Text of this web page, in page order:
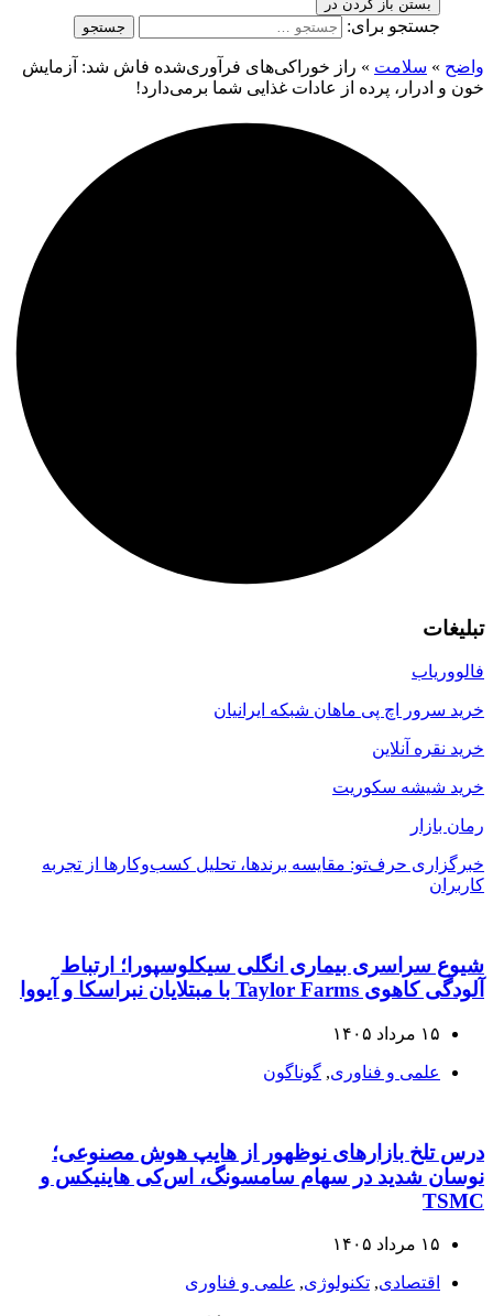
بستن باز کردن در
جستجو برای:
واضح » سلامت » راز خوراکی‌های فرآوری‌شده فاش شد: آزمایش
خون و ادرار، پرده از عادات غذایی شما برمی‌دارد!
تبلیغات
فالووریاب
خرید سرور اچ پی ماهان شبکه ایرانیان
خرید نقره آنلاین
خرید شیشه سکوریت
رمان بازار
خبرگزاری حرف‌تو: مقایسه برندها، تحلیل کسب‌وکارها از تجربه
کاربران
شیوع سراسری بیماری انگلی سیکلوسپورا؛ ارتباط
آلودگی کاهوی Taylor Farms با مبتلایان نبراسکا و آیووا
۱۵ مرداد ۱۴۰۵
علمی و فناوری, گوناگون
درس تلخ بازارهای نوظهور از هایپ هوش مصنوعی؛
نوسان شدید در سهام سامسونگ، اس‌کی هاینیکس و
TSMC
۱۵ مرداد ۱۴۰۵
اقتصادی, تکنولوژی, علمی و فناوری